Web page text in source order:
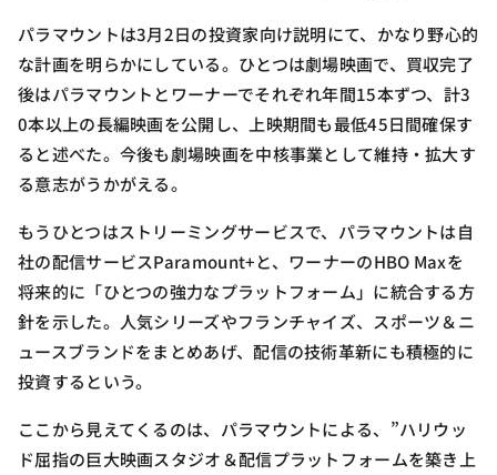
パラマウントは3月2日の投資家向け説明にて、かなり野心的
な計画を明らかにしている。ひとつは劇場映画で、買収完了
後はパラマウントとワーナーでそれぞれ年間15本ずつ、計3
0本以上の長編映画を公開し、上映期間も最低45日間確保す
ると述べた。今後も劇場映画を中核事業として維持・拡大す
る意志がうかがえる。
もうひとつはストリーミングサービスで、パラマウントは自
社の配信サービスParamount+と、ワーナーのHBO Maxを
将来的に「ひとつの強力なプラットフォーム」に統合する方
針を示した。人気シリーズやフランチャイズ、スポーツ＆ニ
ュースブランドをまとめあげ、配信の技術革新にも積極的に
投資するという。
ここから見えてくるのは、パラマウントによる、”ハリウッ
ド屈指の巨大映画スタジオ＆配信プラットフォームを築き上